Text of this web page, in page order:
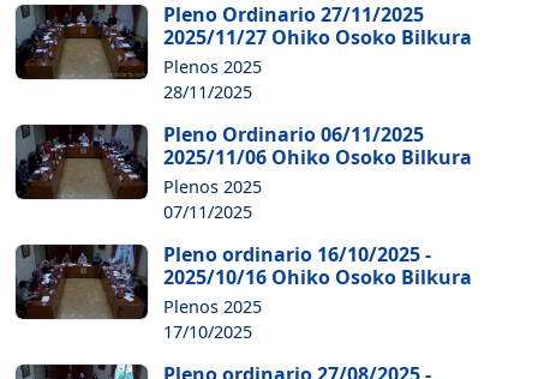
Pleno Ordinario 27/11/2025
2025/11/27 Ohiko Osoko Bilkura
Plenos 2025
28/11/2025
Pleno Ordinario 06/11/2025
2025/11/06 Ohiko Osoko Bilkura
Plenos 2025
07/11/2025
Pleno ordinario 16/10/2025 -
2025/10/16 Ohiko Osoko Bilkura
Plenos 2025
17/10/2025